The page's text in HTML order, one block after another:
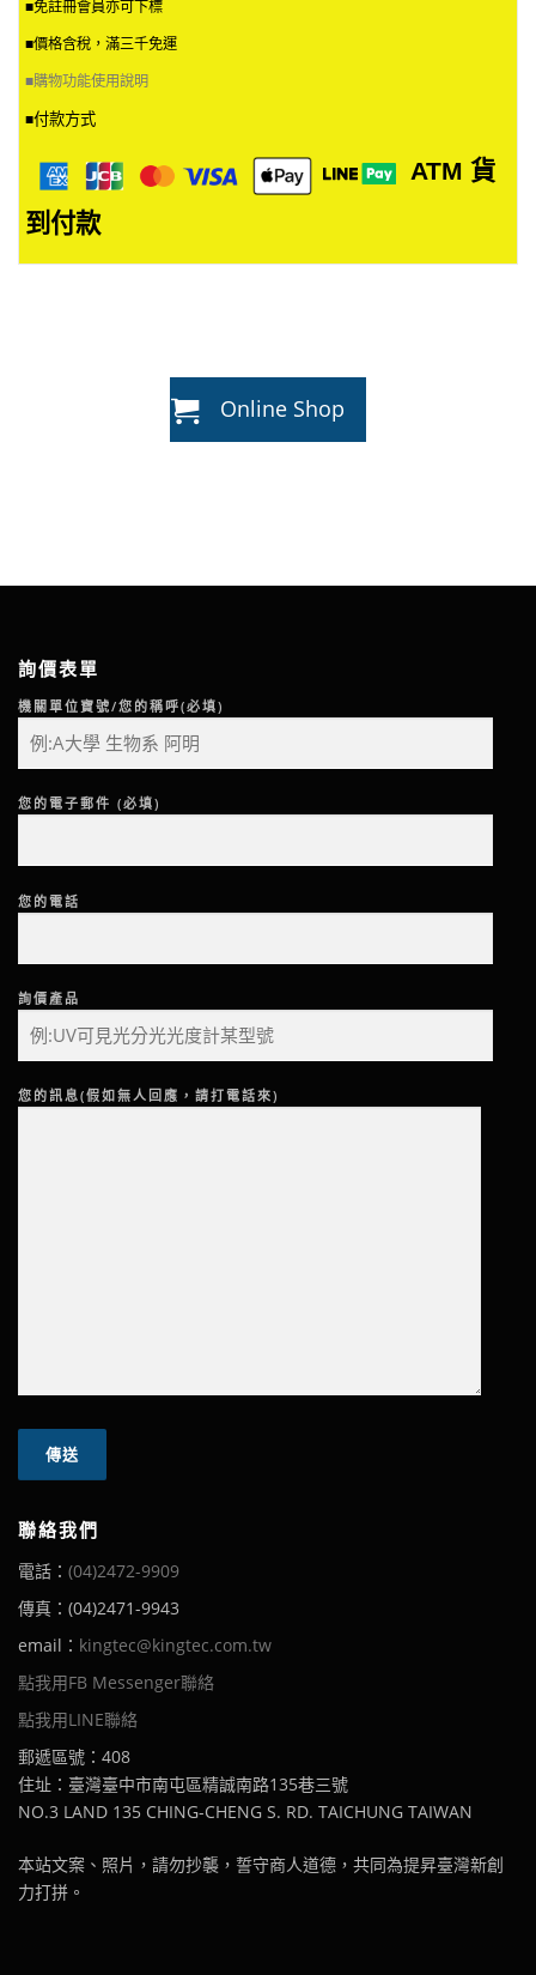
■免註冊會員亦可下標
■價格含稅，滿三千免運
■購物功能使用說明
■付款方式
ATM 貨
到付款
Online Shop
詢價表單
機關單位寶號/您的稱呼(必填)
您的電子郵件 (必填)
您的電話
詢價產品
您的訊息(假如無人回應，請打電話來)
聯絡我們
電話： (04)2472-9909
傳真：(04)2471-9943
email： kingtec@kingtec.com.tw
點我用FB Messenger聯絡
點我用LINE聯絡
郵遞區號：408
住址：臺灣臺中市南屯區精誠南路135巷三號
NO.3 LAND 135 CHING-CHENG S. RD. TAICHUNG TAIWAN
本站文案、照片，請勿抄襲，誓守商人道德，共同為提昇臺灣新創
力打拼。